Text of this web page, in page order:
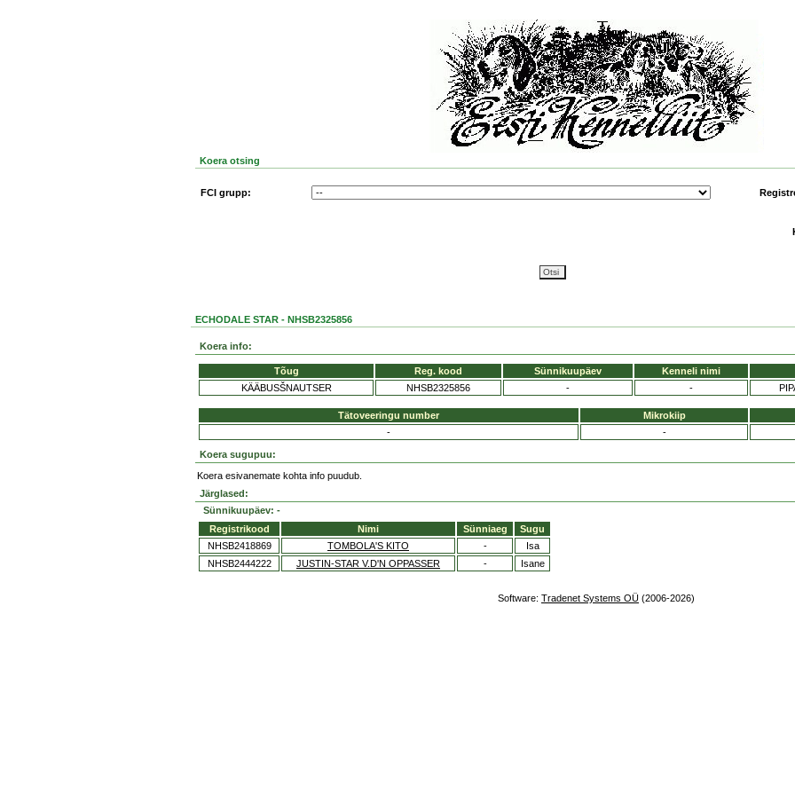
Koera otsing
FCI grupp:
ECHODALE STAR - NHSB2325856
Koera info:
Tõug Reg. kood Sünnikuupäev Kenneli nimi
KÄÄBUSŠNAUTSER
NHSB2325856 - -
Tätoveeringu number Mikrokiip
-
-
Koera sugupuu:
Koera esivanemate kohta info puudub.
Järglased:
Sünnikuupäev: -
Registrikood
Nimi Sünniaeg
Sugu
NHSB2418869
TOMBOLA'S KITO -
Isa
NHSB2444222
JUSTIN-STAR V.D'N OPPASSER - Isane
Software: Tradenet Systems OÜ (2006-2026)